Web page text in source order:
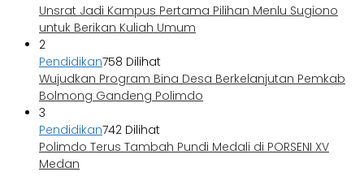
Unsrat Jadi Kampus Pertama Pilihan Menlu Sugiono
untuk Berikan Kuliah Umum
2
Pendidikan758 Dilihat
Wujudkan Program Bina Desa Berkelanjutan Pemkab
Bolmong Gandeng Polimdo
3
Pendidikan742 Dilihat
Polimdo Terus Tambah Pundi Medali di PORSENI XV
Medan